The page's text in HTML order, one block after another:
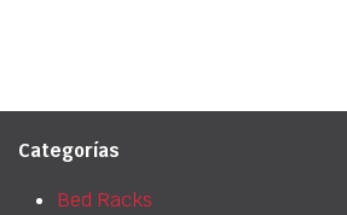
Categorías
Bed Racks